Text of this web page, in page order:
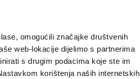
omogućili značajke društvenih
web-lokacije dijelimo s partnerima
s drugim podacima koje ste im
korištenja naših internetskih